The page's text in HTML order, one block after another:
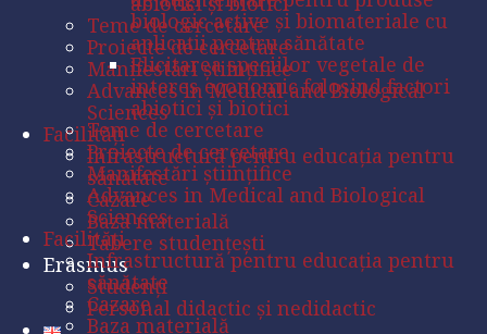
Teme de cercetare
Proiecte de cercetare
Manifestări științifice
Advances in Medical and Biological
Sciences
Facilități
Infrastructură pentru educația pentru
sănătate
Cazare
Baza materială
Tabere studențești
Erasmus
Studenți
Personal didactic și nedidactic
biologic active și biomateriale cu
aplicații pentru sănătate
Elicitarea speciilor vegetale de
interes economic folosind factori
abiotici și biotici
Teme de cercetare
Proiecte de cercetare
Manifestări științifice
Advances in Medical and Biological
Sciences
Facilități
Infrastructură pentru educația pentru
sănătate
Cazare
Baza materială